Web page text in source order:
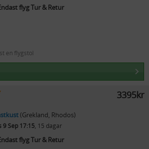
flyg Tur & Retur
en flygstol
3395kr
(Grekland, Rhodos)
9 Sep 17:15, 15 dagar
flyg Tur & Retur